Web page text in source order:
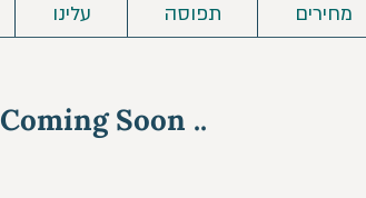
מחירים תפוסה עלינו
Coming Soon ..